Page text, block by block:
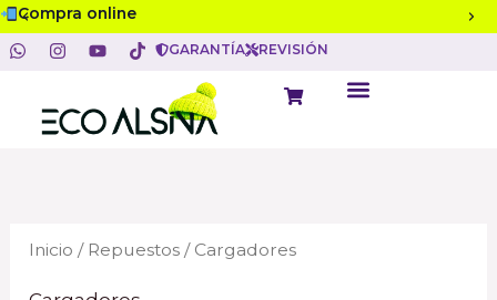
Ir
al
Compra online
GARANTÍA REVISIÓN
W
h
I
n
a
g
Y
o
u
b
T
i
o
k
Cart
Inicio / Repuestos / Cargadores
precio:
menor
a
B